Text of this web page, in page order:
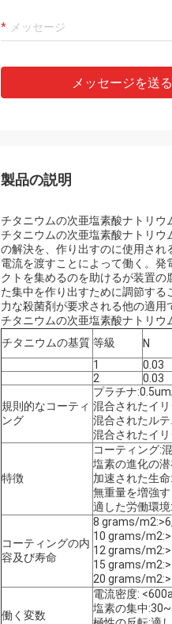
メッセージを送る
製品の説明
チタニウムの次亜塩素酸ナトリウ
チタニウムの次亜塩素酸ナトリ
の解決を、作り出すのに使用さ
電流を渡すことによって働く。
クトを集めるのを助けるが装置
た集中を作り出すために調節す
力な殺菌剤が要求される他の適用
チタニウムの次亜塩素酸ナトリウ
チタニウムの基質 等級 N
1
0.03
2
0.03
規則的なコーティ
ング
プラチナ
混合されたイ
混合されたル
混合されたイ
特徴
コーティング:
塩素の進化の
加速された生
無重量を増強
適した労働環
コーティングの内
容及び寿命
8 grams/
10 grams/m2:>
12 grams/
15 grams/
20 grams/
働く変数
電流密度:
塩素の集中